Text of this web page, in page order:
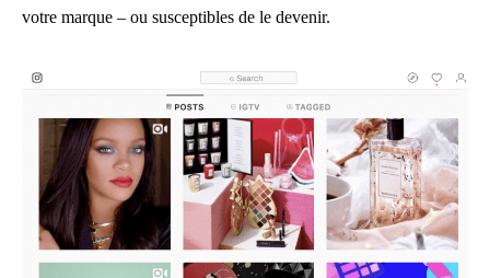
votre marque – ou susceptibles de le devenir.